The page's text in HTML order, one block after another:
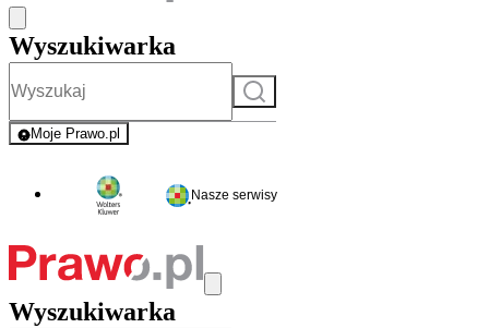
Wyszukiwarka
Szukaj
Moje Prawo.pl
- rejestracja i logowanie do serwisu
Nasze serwisy
Wyszukiwarka